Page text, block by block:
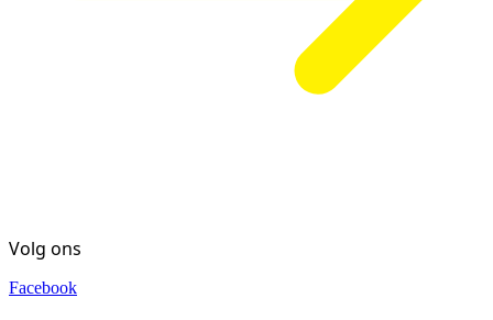
Volg ons
Facebook